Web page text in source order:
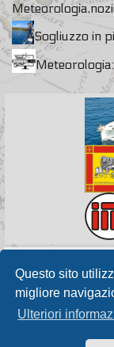
Questo sito
migliore
Ulteriori
Sogliuzzo in
Powered by